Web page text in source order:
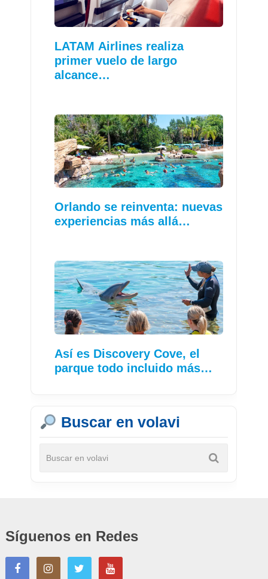
LATAM Airlines realiza
primer vuelo de largo
alcance…
Orlando se reinventa: nuevas
experiencias más allá…
Así es Discovery Cove, el
parque todo incluido más…
Buscar en volavi
Síguenos en Redes